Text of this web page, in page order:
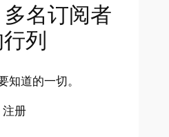
名订阅者
列
知道的一切。
注册